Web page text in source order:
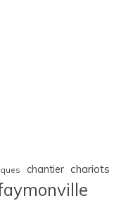
chantier chariots